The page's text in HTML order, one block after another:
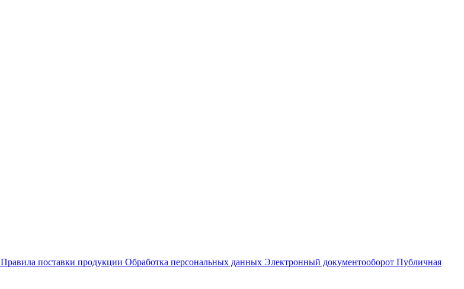
Правила поставки продукции Обработка персональных данных Электронный документооборот Публичная